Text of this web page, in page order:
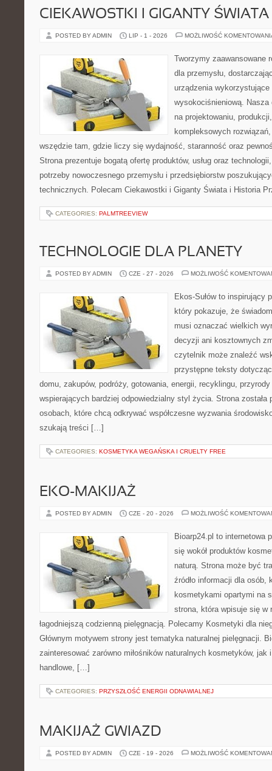
CIEKAWOSTKI I GIGANTY ŚWIATA
POSTED BY ADMIN LIP - 1 - 2026 MOŻLIWOŚĆ
Tworzymy zaawansowane
dla przemysłu,
urządzenia wykorzystujące
wysokociśnieniową. Nasza
na projektowaniu,
kompleksowych
wszędzie tam, gdzie liczy się wydajność, staranność oraz
Strona prezentuje bogatą ofertę produktów, usług oraz
potrzeby nowoczesnego przemysłu i przedsiębiorstw
technicznych. Polecam Ciekawostki i Giganty Świata i Historia
CATEGORIES: PALMTREEVIEW
TECHNOLOGIE DLA PLANETY
POSTED BY ADMIN CZE - 27 - 2026 MOŻLIWOŚĆ
Ekos-Sułów to inspirujący
który pokazuje, że
musi oznaczać wielkich
decyzji ani kosztownych
czytelnik może znaleźć
przystępne teksty
domu, zakupów, podróży, gotowania, energii, recyklingu,
wspierających bardziej odpowiedzialny styl życia. Strona została
osobach, które chcą odkrywać współczesne wyzwania
szukają treści […]
CATEGORIES: KOSMETYKA WEGAŃSKA I CRUELTY FREE
EKO-MAKIJAŻ
POSTED BY ADMIN CZE - 20 - 2026 MOŻLIWOŚĆ
Bioarp24.pl to internetowa
się wokół produktów
naturą. Strona może być
źródło informacji dla osób,
kosmetykami opartymi na
strona, która wpisuje się w
łagodniejszą codzienną pielęgnacją. Polecamy Kosmetyki dla
Głównym motywem strony jest tematyka naturalnej pielęgnacji.
zainteresować zarówno miłośników naturalnych kosmetyków, jak
handlowe, […]
CATEGORIES: PRZYSZŁOŚĆ ENERGII ODNAWIALNEJ
MAKIJAŻ GWIAZD
POSTED BY ADMIN CZE - 19 - 2026 MOŻLIWOŚĆ